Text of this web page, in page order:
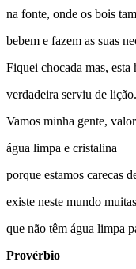
na fonte, onde os bois
bebem e fazem as suas
Fiquei chocada mas, esta
verdadeira serviu de lição.
Vamos minha gente,
água limpa e cristalina
porque estamos carecas
existe neste mundo
que não têm água limpa
Provérbio